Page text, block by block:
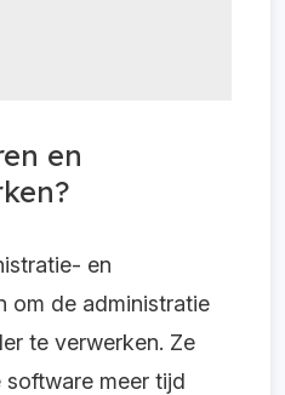
en
en
om de administratie
te verwerken. Ze
meer tijd